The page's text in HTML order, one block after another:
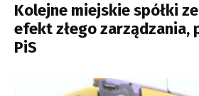
Kolejne miejskie spółki
efekt złego zarządzania,
PiS